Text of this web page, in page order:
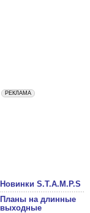
Новинки S.T.A.M.P.S
Планы на длинные
выходные